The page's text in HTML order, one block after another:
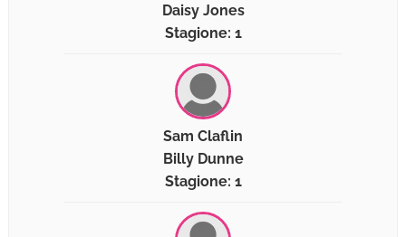
Daisy Jones
Stagione: 1
Sam Claflin
Billy Dunne
Stagione: 1